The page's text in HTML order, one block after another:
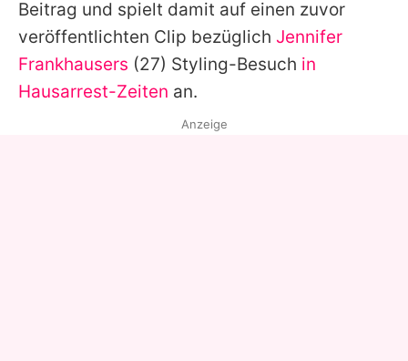
Beitrag und spielt damit auf einen zuvor
veröffentlichten Clip bezüglich Jennifer
Frankhausers (27) Styling-Besuch in
Hausarrest-Zeiten an.
Anzeige